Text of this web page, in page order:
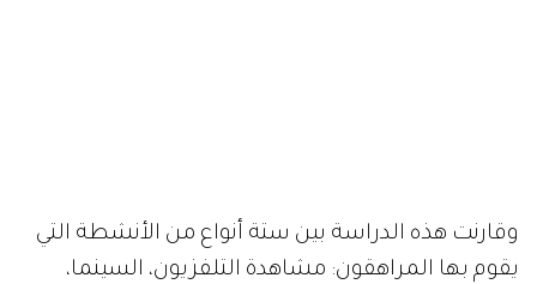
وقارنت هذه الدراسة بين ستة أنواع من الأنشطة التي
يقوم بها المراهقون: مشاهدة التلفزيون، السينما،